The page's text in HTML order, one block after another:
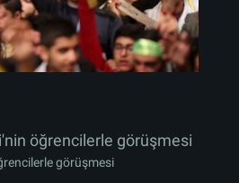
öğrencilerle görüşmesi
görüşmesi